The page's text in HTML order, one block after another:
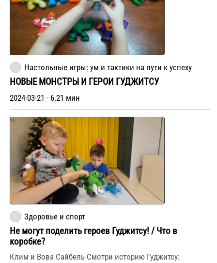
Настольные игры: ум и тактики на пути к успеху
НОВЫЕ МОНСТРЫ И ГЕРОИ ГУДЖИТСУ
2024-03-21 - 6.21 мин
Здоровье и спорт
Не могут поделить героев Гуджитсу! / Что в
коробке?
Клим и Вова Сайбель Смотри историю Гуджитсу: